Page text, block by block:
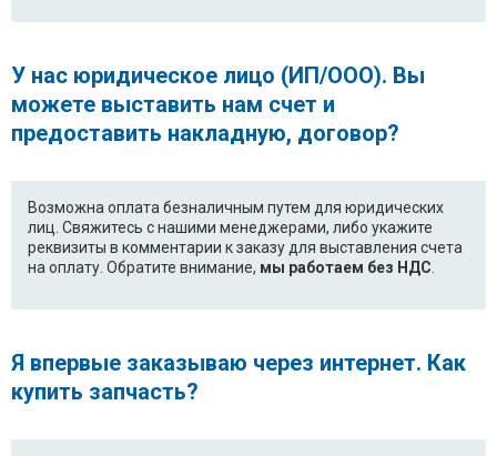
У нас юридическое лицо (ИП/ООО). Вы
можете выставить нам счет и
предоставить накладную, договор?
Возможна оплата безналичным путем для юридических
лиц. Свяжитесь с нашими менеджерами, либо укажите
реквизиты в комментарии к заказу для выставления счета
на оплату. Обратите внимание, мы работаем без НДС
Я впервые заказываю через интернет. Как
купить запчасть?